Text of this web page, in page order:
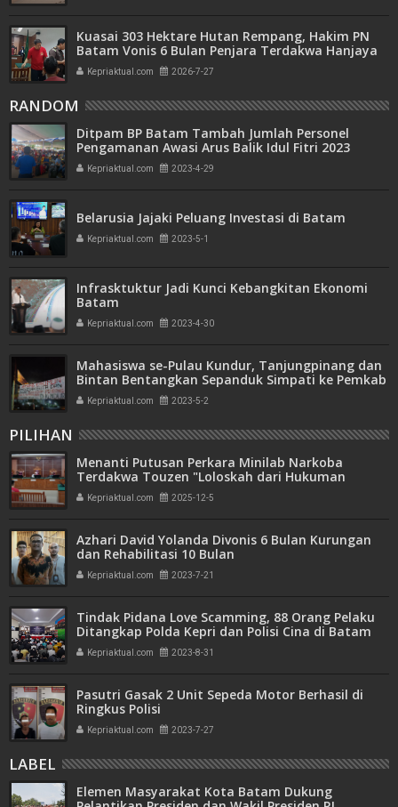
Kuasai 303 Hektare Hutan Rempang, Hakim PN
Batam Vonis 6 Bulan Penjara Terdakwa Hanjaya
Kepriaktual.com 2026-7-27
RANDOM
Ditpam BP Batam Tambah Jumlah Personel
Pengamanan Awasi Arus Balik Idul Fitri 2023
Kepriaktual.com 2023-4-29
Belarusia Jajaki Peluang Investasi di Batam
Kepriaktual.com 2023-5-1
Infrasktuktur Jadi Kunci Kebangkitan Ekonomi
Batam
Kepriaktual.com 2023-4-30
Mahasiswa se-Pulau Kundur, Tanjungpinang dan
Bintan Bentangkan Sepanduk Simpati ke Pemkab
Karimun
Kepriaktual.com 2023-5-2
PILIHAN
Menanti Putusan Perkara Minilab Narkoba
Terdakwa Touzen "Loloskah dari Hukuman
Seumur Hidup atau Mati"
Kepriaktual.com 2025-12-5
Azhari David Yolanda Divonis 6 Bulan Kurungan
dan Rehabilitasi 10 Bulan
Kepriaktual.com 2023-7-21
Tindak Pidana Love Scamming, 88 Orang Pelaku
Ditangkap Polda Kepri dan Polisi Cina di Batam
Kepriaktual.com 2023-8-31
Pasutri Gasak 2 Unit Sepeda Motor Berhasil di
Ringkus Polisi
Kepriaktual.com 2023-7-27
LABEL
Elemen Masyarakat Kota Batam Dukung